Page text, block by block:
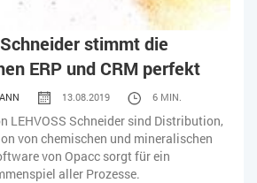
stimmt die
ERP und CRM perfekt
13.08.2019 6 MIN.
LEHVOSS Schneider sind Distribution,
von chemischen und mineralischen
von Opacc sorgt für ein
aller Prozesse.